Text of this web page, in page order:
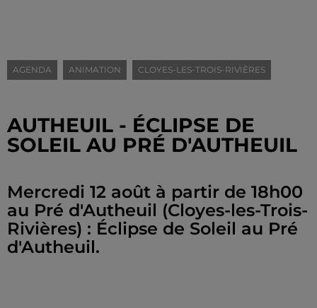
AGENDA ANIMATION CLOYES-LES-TROIS-RIVIÈRES
AUTHEUIL - ÉCLIPSE DE
SOLEIL AU PRÉ D'AUTHEUIL
Mercredi 12 août à partir de 18h00
au Pré d'Autheuil (Cloyes-les-Trois-
Rivières) : Éclipse de Soleil au Pré
d'Autheuil.